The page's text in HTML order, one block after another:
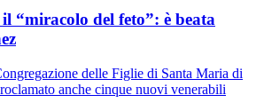
“miracolo del feto”: è beata
delle Figlie di Santa Maria di
anche cinque nuovi venerabili